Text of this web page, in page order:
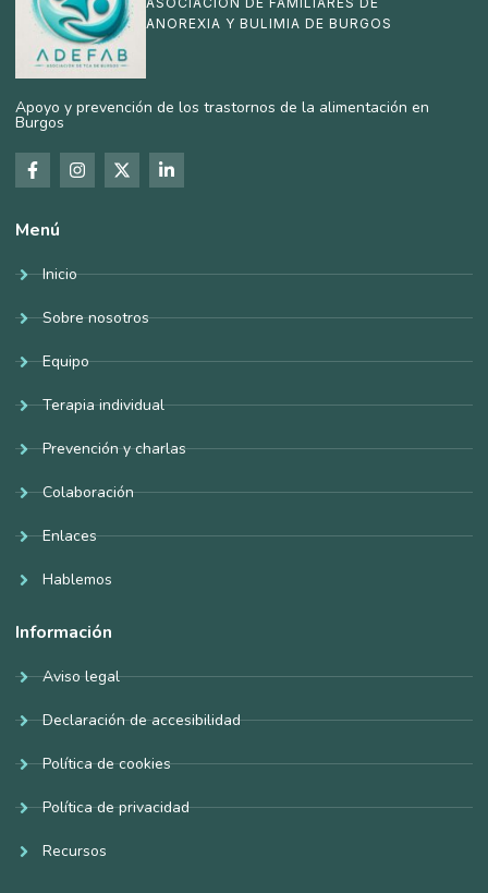
ANOREXIA Y BULIMIA DE BURGOS
Apoyo y prevención de los trastornos de la alimentación en
Burgos
Menú
Inicio
Sobre nosotros
Equipo
Terapia individual
Prevención y charlas
Colaboración
Enlaces
Hablemos
Información
Aviso legal
Declaración de accesibilidad
Política de cookies
Política de privacidad
Recursos